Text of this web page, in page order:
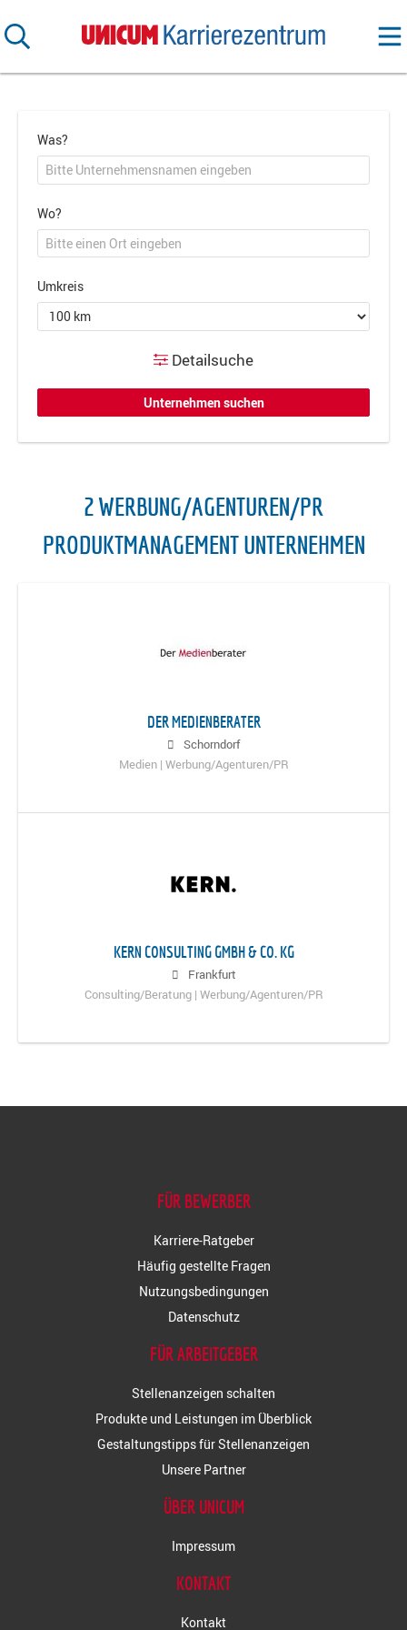
Was?
Wo?
Umkreis
Detailsuche
2 WERBUNG/AGENTUREN/PR
PRODUKTMANAGEMENT UNTERNEHMEN
DER MEDIENBERATER
Schorndorf
Medien | Werbung/Agenturen/PR
KERN CONSULTING GMBH & CO. KG
Frankfurt
Consulting/Beratung | Werbung/Agenturen/PR
FÜR BEWERBER
Karriere-Ratgeber
Häufig gestellte Fragen
Nutzungsbedingungen
Datenschutz
FÜR ARBEITGEBER
Stellenanzeigen schalten
Produkte und Leistungen im Überblick
Gestaltungstipps für Stellenanzeigen
Unsere Partner
ÜBER UNICUM
Impressum
KONTAKT
Kontakt